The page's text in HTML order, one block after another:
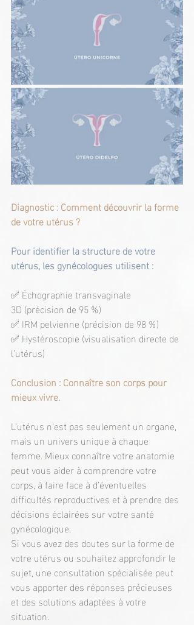
Diagnostic : Comment découvrir la forme
de votre utérus ?
Pour identifier la structure de votre
utérus, les gynécologues utilisent :
✅ Échographie transvaginale
3D (précision de 95 %)
✅ IRM pelvienne (précision de 98 %)
✅ Hystéroscopie (visualisation directe de
l’utérus)
Conclusion : Connaître son corps pour
mieux vivre.
L’utérus n’est pas seulement un organe,
mais un univers unique à chaque
femme. Mieux connaître votre anatomie
peut vous aider à comprendre votre
corps, à faire face à d’éventuelles
difficultés reproductives et à prendre des
décisions éclairées sur votre santé
gynécologique.
Si vous avez des doutes sur la forme de
votre utérus ou souhaitez approfondir le
sujet, une consultation spécialisée peut
vous apporter des réponses précieuses
et des solutions adaptées à votre
situation.